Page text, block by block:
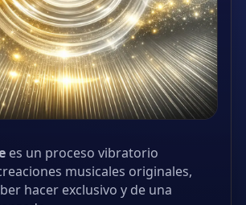
es un proceso vibratorio
musicales originales,
hacer exclusivo y de una